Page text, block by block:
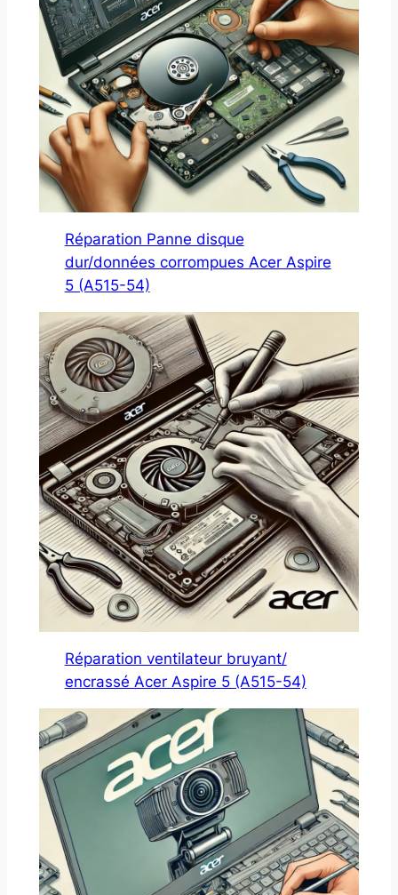
Réparation Panne disque
dur/données corrompues Acer Aspire
5 (A515-54)
Réparation ventilateur bruyant/
encrassé Acer Aspire 5 (A515-54)